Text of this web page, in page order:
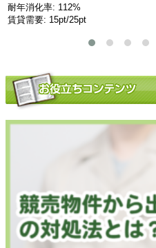
耐年消化率: 112%
賃貸需要: 15pt/25pt